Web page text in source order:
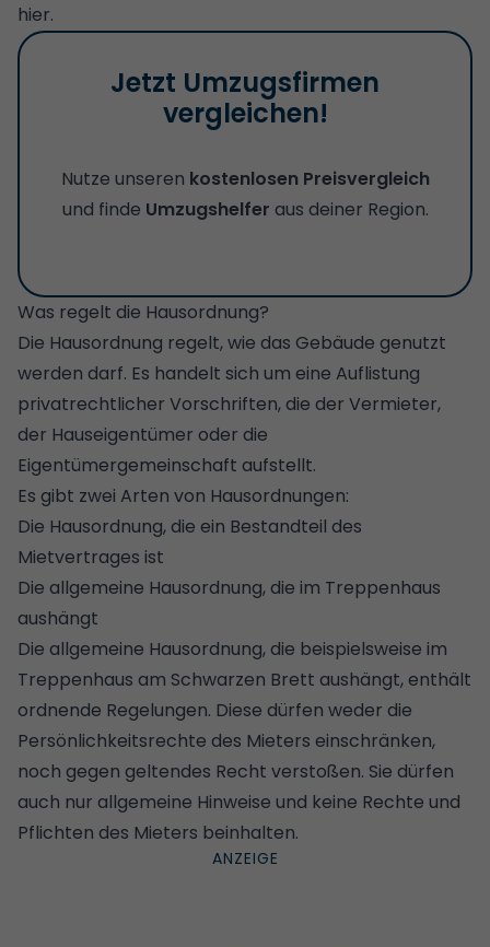
hier.
Jetzt Umzugsfirmen
vergleichen!
Nutze unseren kostenlosen Preisvergleich
und finde Umzugshelfer aus deiner Region.
Was regelt die Hausordnung?
Die Hausordnung regelt, wie das Gebäude genutzt
werden darf. Es handelt sich um eine Auflistung
privatrechtlicher Vorschriften, die der Vermieter,
der Hauseigentümer oder die
Eigentümergemeinschaft aufstellt.
Es gibt zwei Arten von Hausordnungen:
Die Hausordnung, die ein Bestandteil des
Mietvertrages ist
Die allgemeine Hausordnung, die im Treppenhaus
aushängt
Die allgemeine Hausordnung, die beispielsweise im
Treppenhaus am Schwarzen Brett aushängt, enthält
ordnende Regelungen. Diese dürfen weder die
Persönlichkeitsrechte des Mieters einschränken,
noch gegen geltendes Recht verstoßen. Sie dürfen
auch nur allgemeine Hinweise und keine Rechte und
Pflichten des Mieters beinhalten.